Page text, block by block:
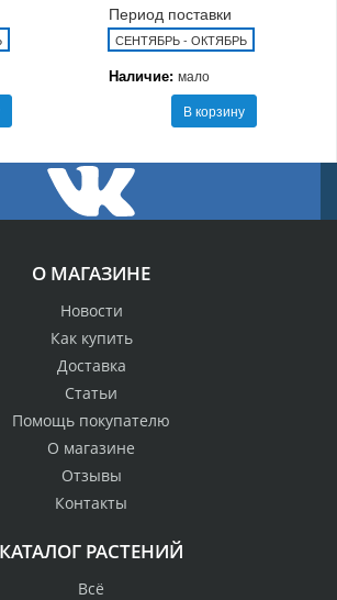
Период поставки
СЕНТЯБРЬ - ОКТЯБРЬ
Наличие: мало
В корзину
О МАГАЗИНЕ
Новости
Как купить
Доставка
Статьи
Помощь покупателю
О магазине
Отзывы
Контакты
КАТАЛОГ РАСТЕНИЙ
Всё